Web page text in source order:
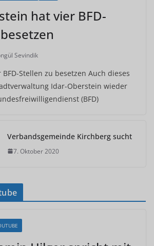
hat vier BFD-
Sevindik
Stellen zu besetzen Auch dieses
Idar-Oberstein wieder
(BFD)
Verbandsgemeinde Kirchberg sucht
7. Oktober 2020